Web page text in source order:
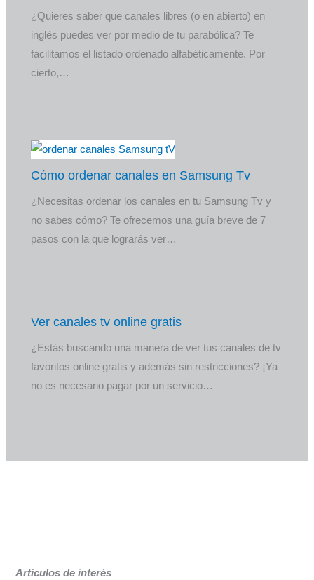
¿Quieres saber que canales libres (o en abierto) en
inglés puedes ver por medio de tu parabólica? Te
facilitamos el listado ordenado alfabéticamente. Por
cierto,…
Cómo ordenar canales en Samsung Tv
¿Necesitas ordenar los canales en tu Samsung Tv y
no sabes cómo? Te ofrecemos una guía breve de 7
pasos con la que lograrás ver…
Ver canales tv online gratis
¿Estás buscando una manera de ver tus canales de tv
favoritos online gratis y además sin restricciones? ¡Ya
no es necesario pagar por un servicio…
Artículos de interés